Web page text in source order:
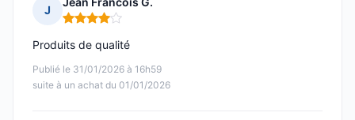
J
Note : 4 sur 5
Publié le 31/01/2026 à 16h59
suite à un achat du 01/01/2026
Produits de qualité